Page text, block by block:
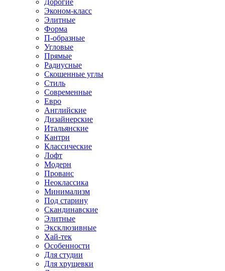
Дорогие
Эконом-класс
Элитные
Форма
П-образные
Угловые
Прямые
Радиусные
Скошенные углы
Стиль
Современные
Евро
Английские
Дизайнерские
Итальянские
Кантри
Классические
Лофт
Модерн
Прованс
Неоклассика
Минимализм
Под старину
Скандинавские
Элитные
Эксклюзивные
Хай-тек
Особенности
Для студии
Для хрущевки